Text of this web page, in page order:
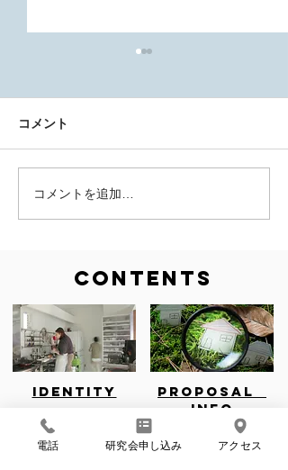
東船場町で新店舗をはじ
めませんか？
コメント
コメントを追加…
CONTENTS
IDENTITY
Proposal
INFO
電話 研究会申し込み アクセス